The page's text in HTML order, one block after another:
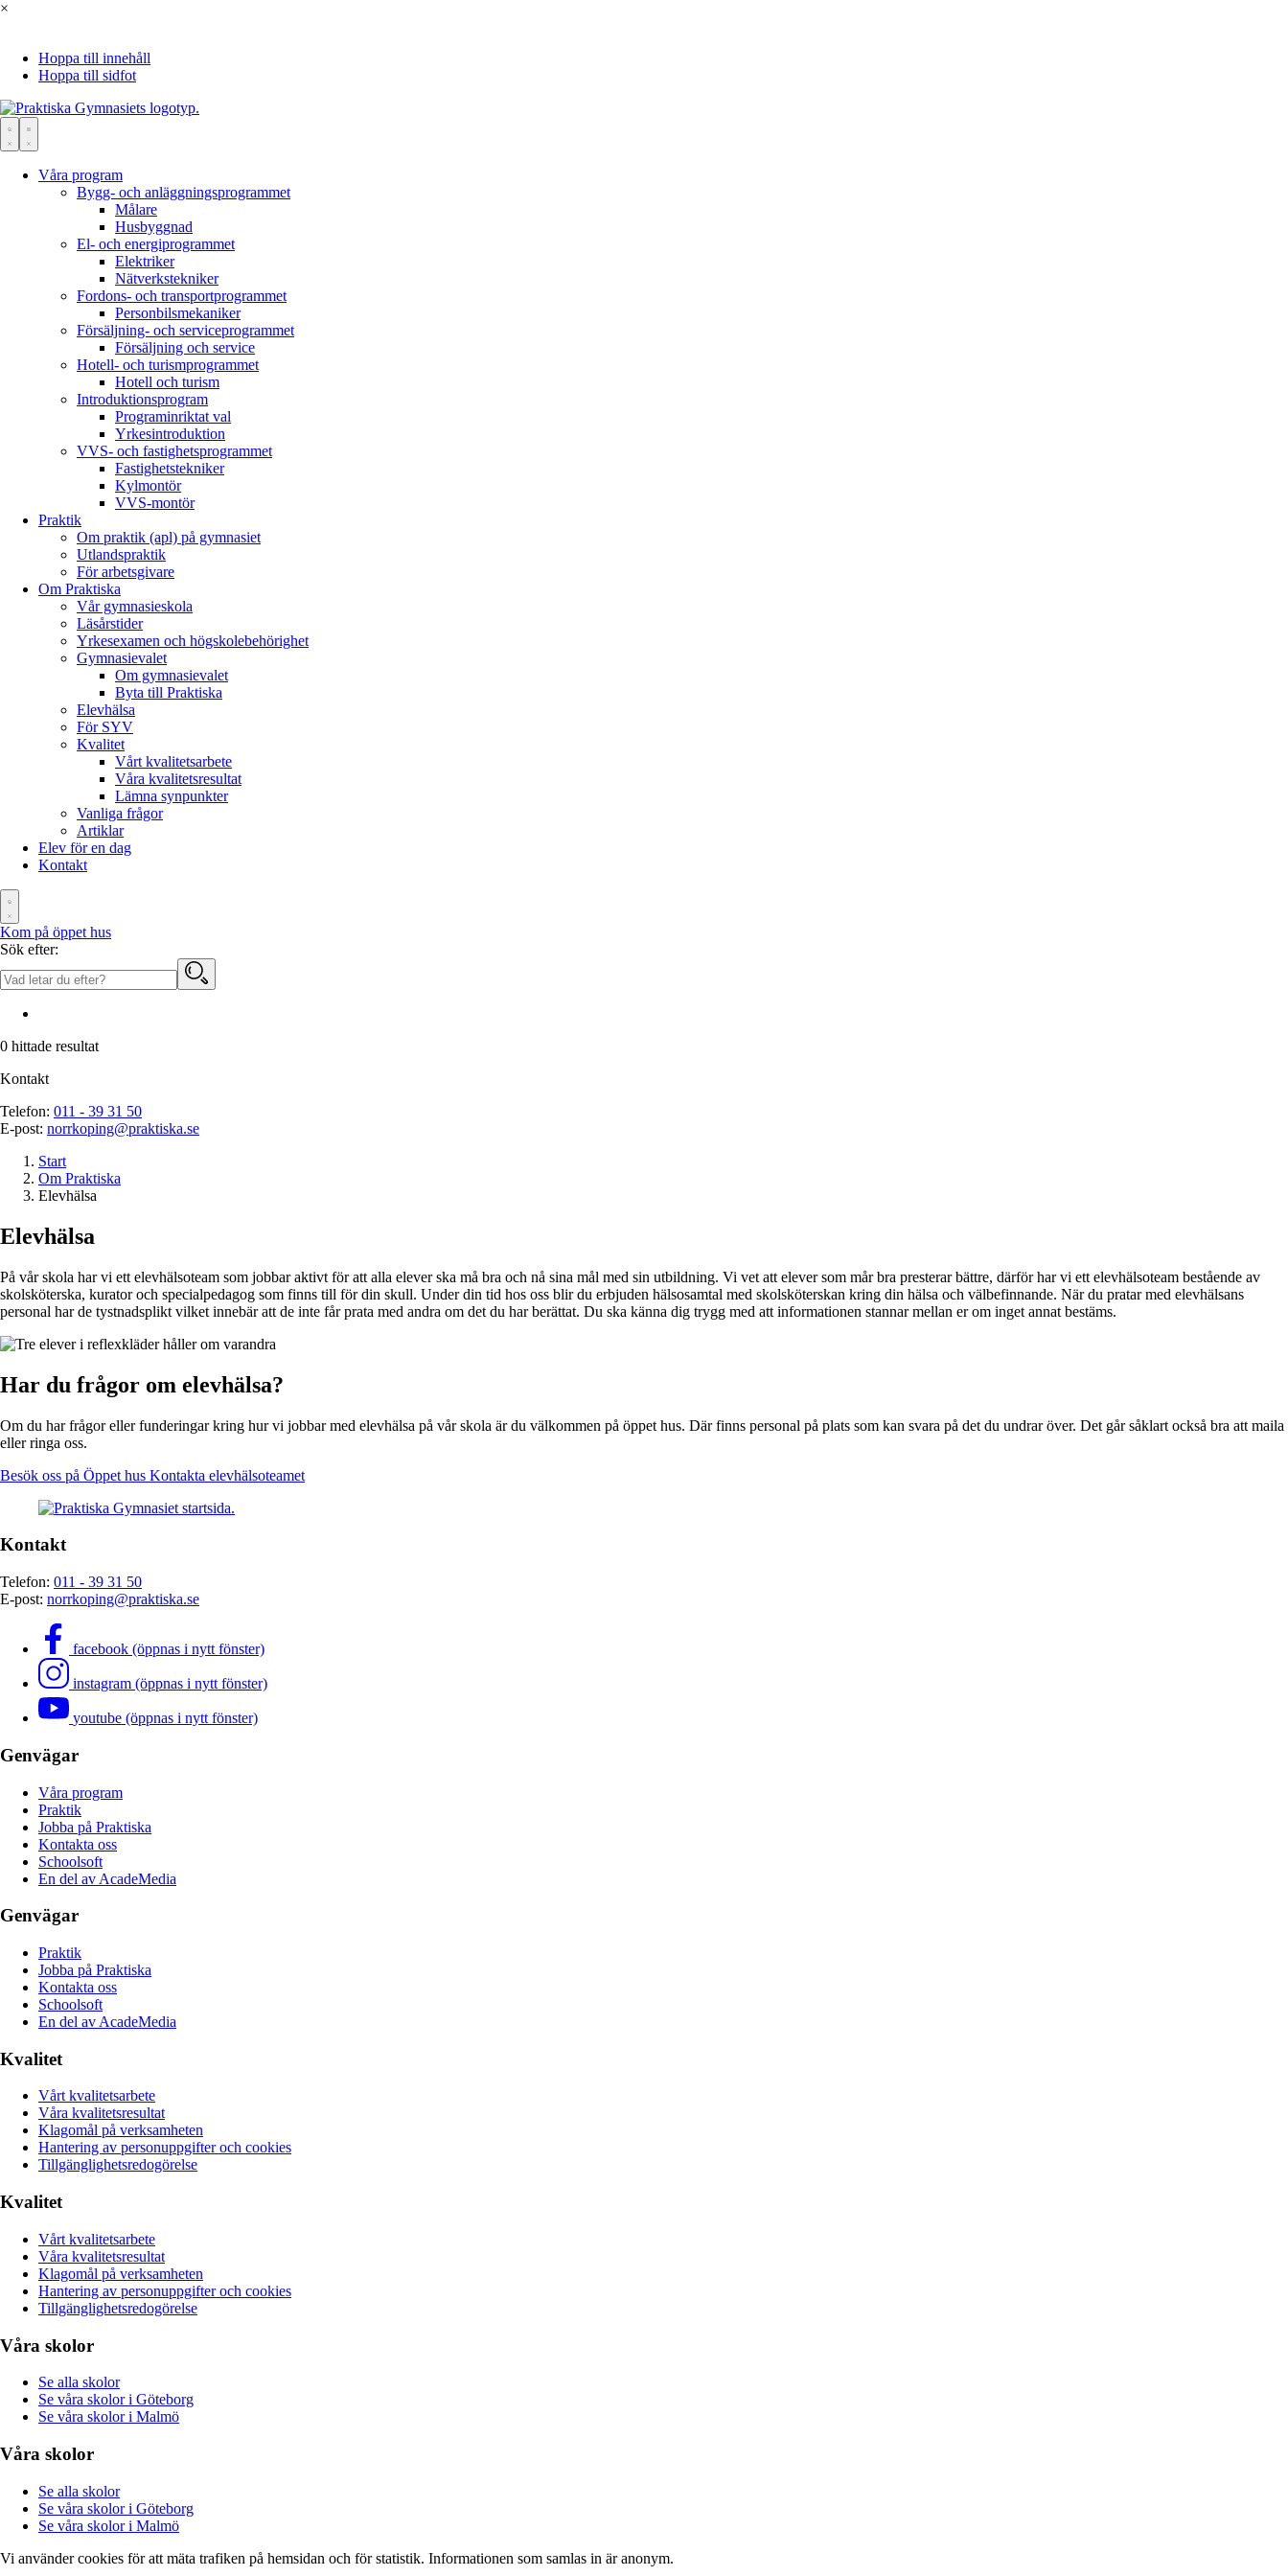
×
Hoppa till innehåll
Hoppa till sidfot
Våra program
Bygg- och anläggningsprogrammet
Målare
Husbyggnad
El- och energiprogrammet
Elektriker
Nätverks­tekniker
Fordons- och transportprogrammet
Personbils­mekaniker
Försäljning- och serviceprogrammet
Försäljning och service
Hotell- och turismprogrammet
Hotell och turism
Introduktionsprogram
Programinriktat val
Yrkesintroduktion
VVS- och fastighetsprogrammet
Fastighetstekniker
Kylmontör
VVS-montör
Praktik
Om praktik (apl) på gymnasiet
Utlandspraktik
För arbetsgivare
Om Praktiska
Vår gymnasieskola
Läsårstider
Yrkesexamen och högskolebehörighet
Gymnasievalet
Om gymnasievalet
Byta till Praktiska
Elevhälsa
För SYV
Kvalitet
Vårt kvalitetsarbete
Våra kvalitetsresultat
Lämna synpunkter
Vanliga frågor
Artiklar
Elev för en dag
Kontakt
Kom på öppet hus
Sök efter:
0 hittade resultat
Kontakt
Telefon: 011 - 39 31 50
E-post: norrkoping@praktiska.se
Start
Om Praktiska
Elevhälsa
Elevhälsa
På vår skola har vi ett elevhälsoteam som jobbar aktivt för att alla elever ska må bra och nå sina mål med sin utbildning. Vi vet att elever som mår bra presterar bättre, därför har vi ett elevhälsoteam bestående av
skolsköterska, kurator och specialpedagog som finns till för din skull. Under din tid hos oss blir du erbjuden hälsosamtal med skolsköterskan kring din hälsa och välbefinnande. När du pratar med elevhälsans
personal har de tystnadsplikt vilket innebär att de inte får prata med andra om det du har berättat. Du ska känna dig trygg med att informationen stannar mellan er om inget annat bestäms.
Har du frågor om elevhälsa?
Om du har frågor eller funderingar kring hur vi jobbar med elevhälsa på vår skola är du välkommen på öppet hus. Där finns personal på plats som kan svara på det du undrar över. Det går såklart också bra att maila
eller ringa oss.
Besök oss på Öppet hus Kontakta elevhälsoteamet
Kontakt
Telefon: 011 - 39 31 50
E-post: norrkoping@praktiska.se
facebook (öppnas i nytt fönster)
instagram (öppnas i nytt fönster)
youtube (öppnas i nytt fönster)
Genvägar
Våra program
Praktik
Jobba på Praktiska
Kontakta oss
Schoolsoft
En del av AcadeMedia
Genvägar
Praktik
Jobba på Praktiska
Kontakta oss
Schoolsoft
En del av AcadeMedia
Kvalitet
Vårt kvalitetsarbete
Våra kvalitetsresultat
Klagomål på verksamheten
Hantering av personuppgifter och cookies
Tillgänglighetsredogörelse
Kvalitet
Vårt kvalitetsarbete
Våra kvalitetsresultat
Klagomål på verksamheten
Hantering av personuppgifter och cookies
Tillgänglighetsredogörelse
Våra skolor
Se alla skolor
Se våra skolor i Göteborg
Se våra skolor i Malmö
Våra skolor
Se alla skolor
Se våra skolor i Göteborg
Se våra skolor i Malmö
Vi använder cookies för att mäta trafiken på hemsidan och för statistik. Informationen som samlas in är anonym.